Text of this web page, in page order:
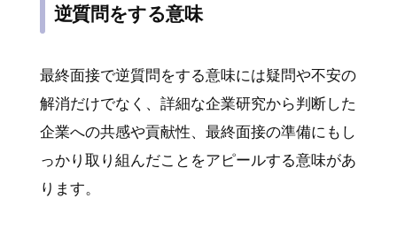
逆質問をする意味
最終面接で逆質問をする意味には疑問や不安の
解消だけでなく、詳細な企業研究から判断した
企業への共感や貢献性、最終面接の準備にもし
っかり取り組んだことをアピールする意味があ
ります。